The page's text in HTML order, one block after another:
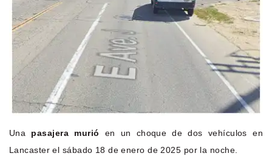
Una pasajera murió en un choque de dos vehículos en
Lancaster el sábado 18 de enero de 2025 por la noche.